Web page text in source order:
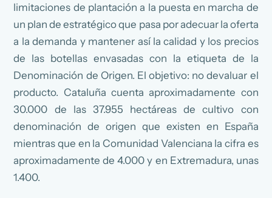
limitaciones de plantación a la puesta en marcha de
un plan de estratégico que pasa por adecuar la oferta
a la demanda y mantener así la calidad y los precios
de las botellas envasadas con la etiqueta de la
Denominación de Origen. El objetivo: no devaluar el
producto. Cataluña cuenta aproximadamente con
30.000 de las 37.955 hectáreas de cultivo con
denominación de origen que existen en España
mientras que en la Comunidad Valenciana la cifra es
aproximadamente de 4.000 y en Extremadura, unas
1.400.